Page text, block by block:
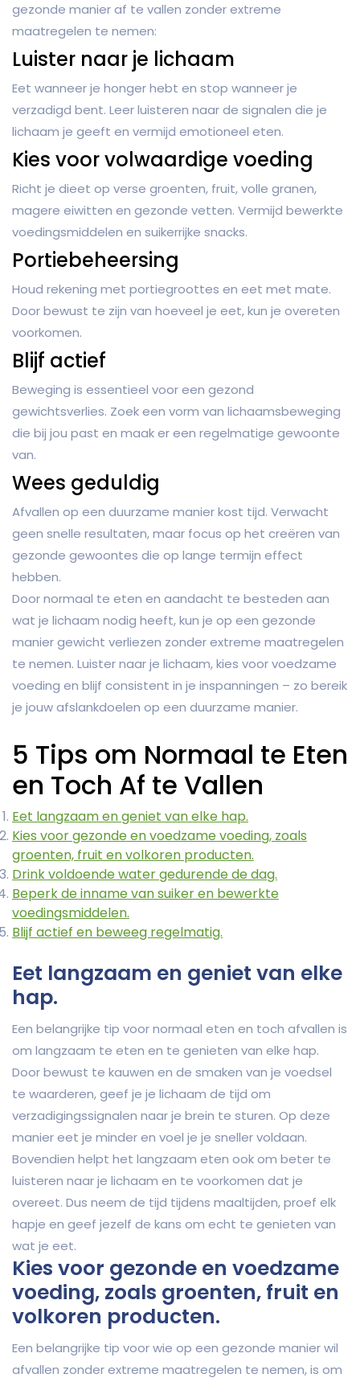
gezonde manier af te vallen zonder extreme
maatregelen te nemen:
Luister naar je lichaam
Eet wanneer je honger hebt en stop wanneer je
verzadigd bent. Leer luisteren naar de signalen die je
lichaam je geeft en vermijd emotioneel eten.
Kies voor volwaardige voeding
Richt je dieet op verse groenten, fruit, volle granen,
magere eiwitten en gezonde vetten. Vermijd bewerkte
voedingsmiddelen en suikerrijke snacks.
Portiebeheersing
Houd rekening met portiegroottes en eet met mate.
Door bewust te zijn van hoeveel je eet, kun je overeten
voorkomen.
Blijf actief
Beweging is essentieel voor een gezond
gewichtsverlies. Zoek een vorm van lichaamsbeweging
die bij jou past en maak er een regelmatige gewoonte
van.
Wees geduldig
Afvallen op een duurzame manier kost tijd. Verwacht
geen snelle resultaten, maar focus op het creëren van
gezonde gewoontes die op lange termijn effect
hebben.
Door normaal te eten en aandacht te besteden aan
wat je lichaam nodig heeft, kun je op een gezonde
manier gewicht verliezen zonder extreme maatregelen
te nemen. Luister naar je lichaam, kies voor voedzame
voeding en blijf consistent in je inspanningen – zo bereik
je jouw afslankdoelen op een duurzame manier.
5 Tips om Normaal te Eten
en Toch Af te Vallen
Eet langzaam en geniet van elke hap.
Kies voor gezonde en voedzame voeding, zoals
groenten, fruit en volkoren producten.
Drink voldoende water gedurende de dag.
Beperk de inname van suiker en bewerkte
voedingsmiddelen.
Blijf actief en beweeg regelmatig.
Eet langzaam en geniet van elke
hap.
Een belangrijke tip voor normaal eten en toch afvallen is
om langzaam te eten en te genieten van elke hap.
Door bewust te kauwen en de smaken van je voedsel
te waarderen, geef je je lichaam de tijd om
verzadigingssignalen naar je brein te sturen. Op deze
manier eet je minder en voel je je sneller voldaan.
Bovendien helpt het langzaam eten ook om beter te
luisteren naar je lichaam en te voorkomen dat je
overeet. Dus neem de tijd tijdens maaltijden, proef elk
hapje en geef jezelf de kans om echt te genieten van
wat je eet.
Kies voor gezonde en voedzame
voeding, zoals groenten, fruit en
volkoren producten.
Een belangrijke tip voor wie op een gezonde manier wil
afvallen zonder extreme maatregelen te nemen, is om